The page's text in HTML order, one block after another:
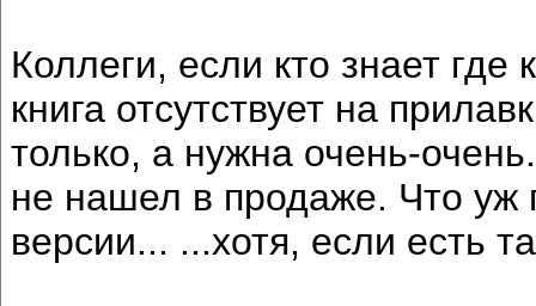
Коллеги, если кто знает где
книга отсутствует на
только, а нужна очень-
не нашел в продаже. Что уж
версии... ...хотя, если есть